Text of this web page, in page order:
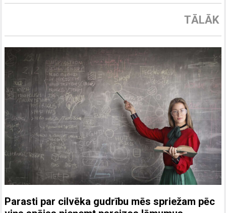
TĀLĀK
Parasti par cilvēka gudrību mēs spriežam pēc